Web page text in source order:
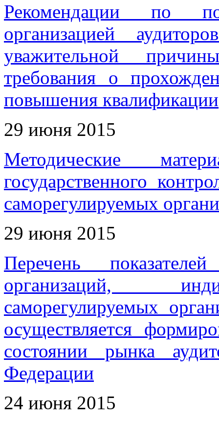
Рекомендации по
организацией
уважительной
требования о
повышения квалификации
29 июня 2015
Методические
государственного
саморегулируемых
29 июня 2015
Перечень
организаций,
саморегулируемых
осуществляется
состоянии рынка
Федерации
24 июня 2015